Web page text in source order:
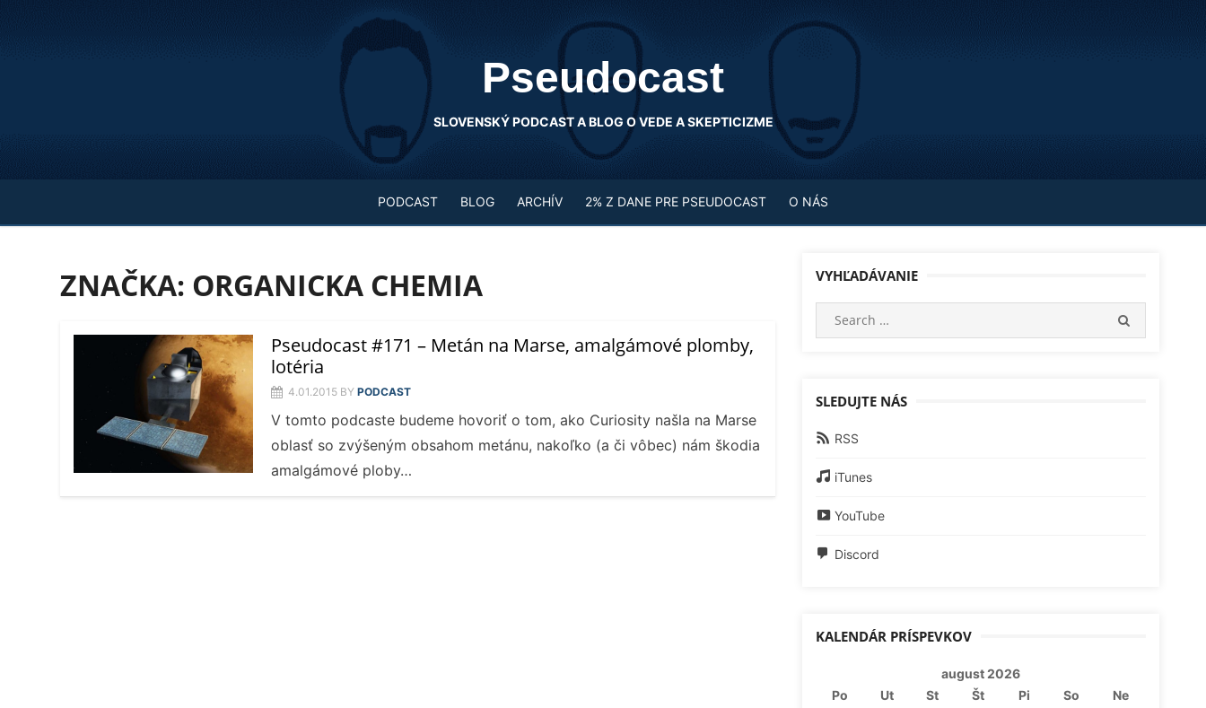
to
Pseudocast
SLOVENSKÝ PODCAST A BLOG O VEDE A SKEPTICIZME
PODCAST BLOG ARCHÍV 2% Z DANE PRE PSEUDOCAST O NÁS
ZNAČKA: ORGANICKA CHEMIA
Pseudocast #171 – Metán na Marse, amalgámové plomby,
lotéria
4.01.2015 BY PODCAST
V tomto podcaste budeme hovoriť o tom, ako Curiosity našla na Marse
oblasť so zvýšeným obsahom metánu, nakoľko (a či vôbec) nám škodia
amalgámové ploby…
VYHĽADÁVANIE
SLEDUJTE NÁS
RSS
iTunes
YouTube
Discord
KALENDÁR PRÍSPEVKOV
august 2026
Po
Ut St Št Pi So
Ne